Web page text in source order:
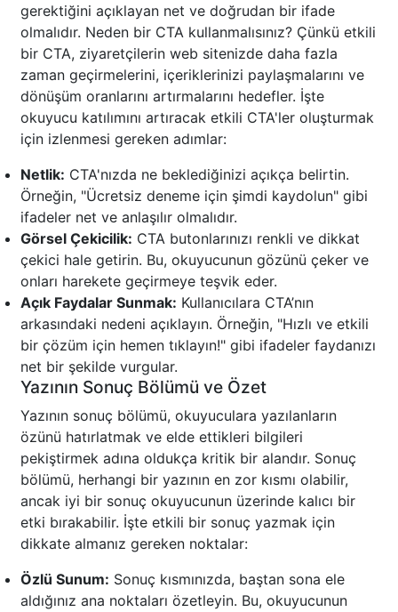
gerektiğini açıklayan net ve doğrudan bir ifade
olmalıdır. Neden bir CTA kullanmalısınız? Çünkü etkili
bir CTA, ziyaretçilerin web sitenizde daha fazla
zaman geçirmelerini, içeriklerinizi paylaşmalarını ve
dönüşüm oranlarını artırmalarını hedefler. İşte
okuyucu katılımını artıracak etkili CTA'ler oluşturmak
için izlenmesi gereken adımlar:
Netlik: CTA'nızda ne beklediğinizi açıkça belirtin.
Örneğin, "Ücretsiz deneme için şimdi kaydolun" gibi
ifadeler net ve anlaşılır olmalıdır.
Görsel Çekicilik: CTA butonlarınızı renkli ve dikkat
çekici hale getirin. Bu, okuyucunun gözünü çeker ve
onları harekete geçirmeye teşvik eder.
Açık Faydalar Sunmak: Kullanıcılara CTA’nın
arkasındaki nedeni açıklayın. Örneğin, "Hızlı ve etkili
bir çözüm için hemen tıklayın!" gibi ifadeler faydanızı
net bir şekilde vurgular.
Yazının Sonuç Bölümü ve Özet
Yazının sonuç bölümü, okuyuculara yazılanların
özünü hatırlatmak ve elde ettikleri bilgileri
pekiştirmek adına oldukça kritik bir alandır. Sonuç
bölümü, herhangi bir yazının en zor kısmı olabilir,
ancak iyi bir sonuç okuyucunun üzerinde kalıcı bir
etki bırakabilir. İşte etkili bir sonuç yazmak için
dikkate almanız gereken noktalar:
Özlü Sunum: Sonuç kısmınızda, baştan sona ele
aldığınız ana noktaları özetleyin. Bu, okuyucunun